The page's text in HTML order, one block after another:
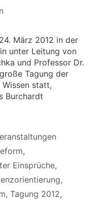
März 2012 in der
unter Leitung von
und Professor Dr.
Tagung der
statt,
Burchardt
,
Einsprüche,
,
, Tagung 2012,